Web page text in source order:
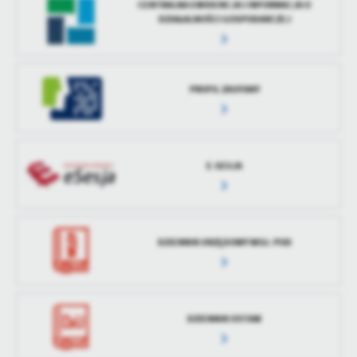
treści w postaci wiadomości, ofert, komunikatów mediów
społecznościowych.
CENTRALNA EWIDENCJA I INFORMACJA O
DZIAŁALNOŚCI GOSPODARCZEJ
PROFIL ZAUFANY
E-SESJA
DZIENNIK URZĘDOWY WOJ. POD
DZIENNIK USTAW